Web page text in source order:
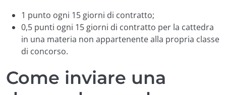
1 punto ogni 15 giorni di contratto;
0,5 punti ogni 15 giorni di contratto per la cattedra
in una materia non appartenente alla propria classe
di concorso.
Come inviare una